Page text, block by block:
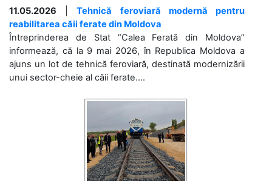
11.05.2026 |Tehnică feroviară modernă pentru
reabilitarea căii ferate din Moldova
Întreprinderea de Stat “Calea Ferată din Moldova”
informează, că la 9 mai 2026, în Republica Moldova a
ajuns un lot de tehnică feroviară, destinată modernizării
unui sector-cheie al căii ferate....